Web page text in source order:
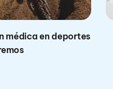
médica en deportes